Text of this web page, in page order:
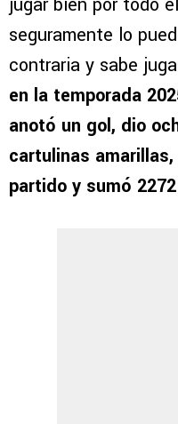
seguramente lo
contraria y sabe
en la temporada
anotó un gol, dio
cartulinas
partido y sumó